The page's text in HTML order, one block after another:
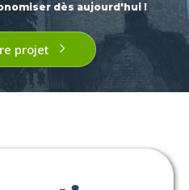
projet
dès aujourd'hui !